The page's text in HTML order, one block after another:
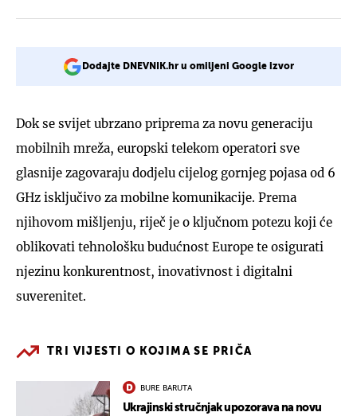
Dodajte DNEVNIK.hr u omiljeni Google izvor
Dok se svijet ubrzano priprema za novu generaciju
mobilnih mreža, europski telekom operatori sve
glasnije zagovaraju dodjelu cijelog gornjeg pojasa od 6
GHz isključivo za mobilne komunikacije. Prema
njihovom mišljenju, riječ je o ključnom potezu koji će
oblikovati tehnološku budućnost Europe te osigurati
njezinu konkurentnost, inovativnost i digitalni
suverenitet.
TRI VIJESTI O KOJIMA SE PRIČA
BURE BARUTA
Ukrajinski stručnjak upozorava na novu